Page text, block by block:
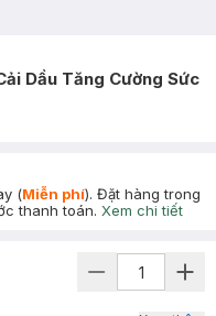
Dầu Tăng Cường Sức
(Miễn phí). Đặt hàng trong
thanh toán. Xem chi tiết